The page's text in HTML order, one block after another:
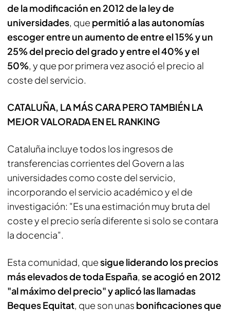
de la modificación en 2012 de la ley de
universidades, que permitió a las autonomías
escoger entre un aumento de entre el 15% y un
25% del precio del grado y entre el 40% y el
50%, y que por primera vez asoció el precio al
coste del servicio.
CATALUÑA, LA MÁS CARA PERO TAMBIÉN LA
MEJOR VALORADA EN EL RANKING
Cataluña incluye todos los ingresos de
transferencias corrientes del Govern a las
universidades como coste del servicio,
incorporando el servicio académico y el de
investigación: "Es una estimación muy bruta del
coste y el precio sería diferente si solo se contara
la docencia".
Esta comunidad, quesigue liderando los precios
más elevados de toda España, se acogió en 2012
"al máximo del precio" y aplicó las llamadas
Beques Equitat, que son unas bonificaciones que